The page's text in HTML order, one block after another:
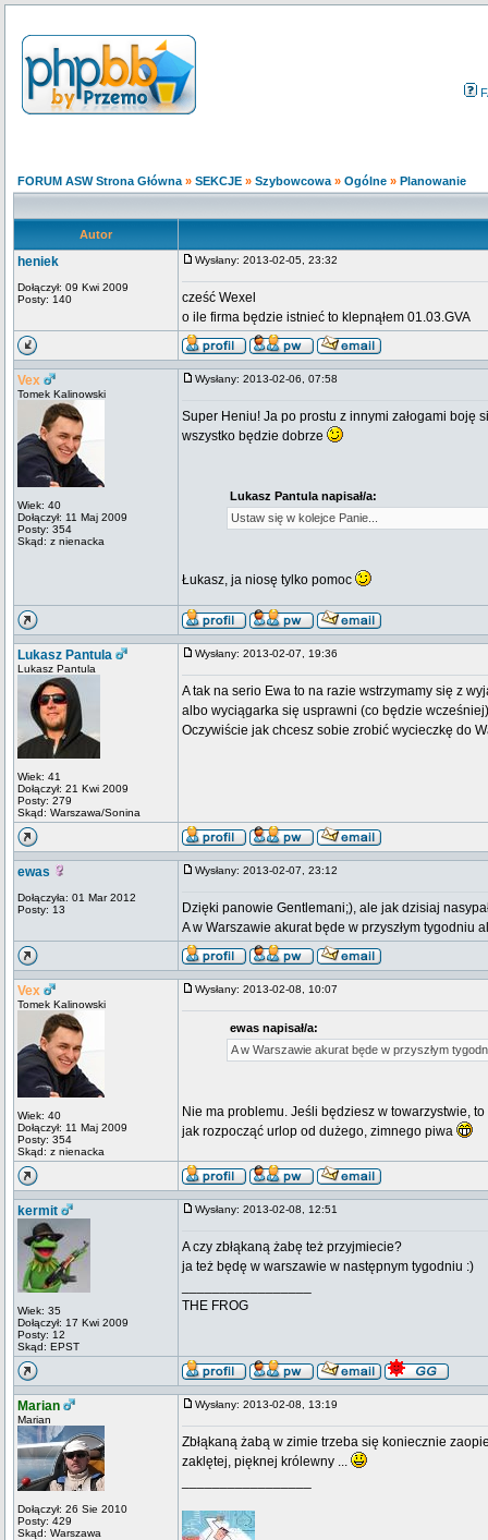
FORUM ASW Strona Główna » SEKCJE » Szybowcowa » Ogólne » Planowanie
Autor
heniek
Dołączył: 09 Kwi 2009
Posty: 140
Wysłany: 2013-02-05, 23:32
cześć Wexel
o ile firma będzie istnieć to klepnąłem 01.03.GVA
Vex
Tomek Kalinowski
Wiek: 40
Dołączył: 11 Maj 2009
Posty: 354
Skąd: z nienacka
Wysłany: 2013-02-06, 07:58
Super Heniu! Ja po prostu z innymi załogami boję
wszystko będzie dobrze
Lukasz Pantula napisał/a:
Ustaw się w kolejce Panie...
Łukasz, ja niosę tylko pomoc
Lukasz Pantula
Lukasz Pantula
Wiek: 41
Dołączył: 21 Kwi 2009
Posty: 279
Skąd: Warszawa/Sonina
Wysłany: 2013-02-07, 19:36
A tak na serio Ewa to na razie wstrzymamy się z
albo wyciągarka się usprawni (co będzie
Oczywiście jak chcesz sobie zrobić wycieczkę do
ewas
Dołączyła: 01 Mar 2012
Posty: 13
Wysłany: 2013-02-07, 23:12
Dzięki panowie Gentlemani;), ale jak dzisiaj
A w Warszawie akurat będe w przyszłym tygodniu
Vex
Tomek Kalinowski
Wiek: 40
Dołączył: 11 Maj 2009
Posty: 354
Skąd: z nienacka
Wysłany: 2013-02-08, 10:07
ewas napisał/a:
A w Warszawie akurat będe w przyszłym
Nie ma problemu. Jeśli będziesz w towarzystwie,
jak rozpocząć urlop od dużego, zimnego piwa
kermit
Wiek: 35
Dołączył: 17 Kwi 2009
Posty: 12
Skąd: EPST
Wysłany: 2013-02-08, 12:51
A czy zbłąkaną żabę też przyjmiecie?
ja też będę w warszawie w następnym tygodniu :)
THE FROG
Marian
Marian
Dołączył: 26 Sie 2010
Posty: 429
Skąd: Warszawa
Wysłany: 2013-02-08, 13:19
Zbłąkaną żabą w zimie trzeba się koniecznie
zaklętej, pięknej królewny ...